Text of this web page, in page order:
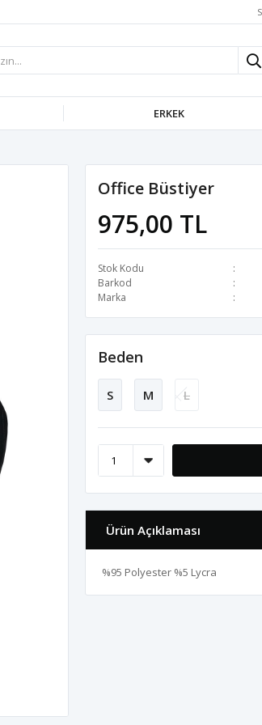
ERKEK
Office Büstiyer
975,00 TL
Stok Kodu
Barkod
Marka
Beden
S M L
Ürün Açıklaması
%95 Polyester %5 Lycra